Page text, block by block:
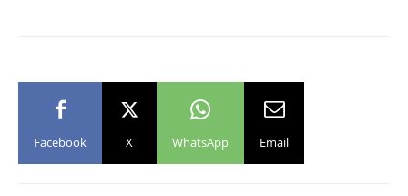
Facebook X WhatsApp Email